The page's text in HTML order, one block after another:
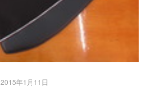
2015年1月11日